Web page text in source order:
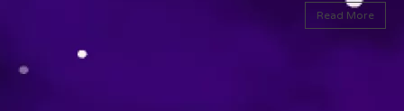
Read More